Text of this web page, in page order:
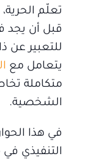
تعلّم
قبل أن يجد
للتعبير عن
يتعامل مع
متكاملة
الشخصية.
في هذا
التنفيذي في